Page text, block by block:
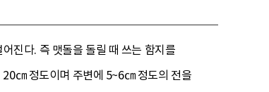
진다. 즉 맷돌을 돌릴 때 쓰는 함지를
㎝ 정도이며 주변에 5~6㎝ 정도의 전을